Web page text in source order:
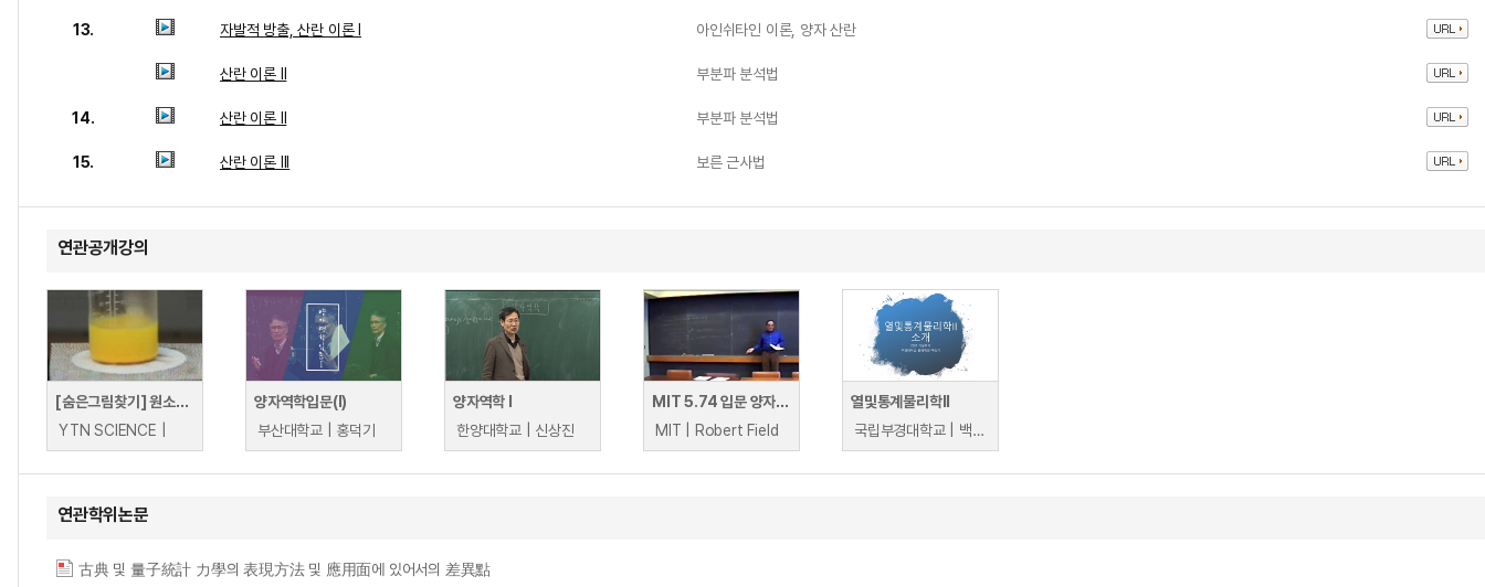
13. 자발적 방출, 산란 이론 I 아인쉬타인 이론, 양자 산란
산란 이론 II 부분파 분석법
14. 산란 이론 II 부분파 분석법
15. 산란 이론 III 보른 근사법
연관공개강의
[숨은그림찾기] 원소의 성질과 주기율표
YTN SCIENCE |
양자역학입문(I)
부산대학교 | 홍덕기
양자역학 I
한양대학교 | 신상진
MIT 5.74 입문 양자역학 II.
MIT | Robert Field
열및통계물리학II
국립부경대학교 | 백승기
연관학위논문
古典 및 量子統計 力學의 表現方法 및 應用面에 있어서의 差異點